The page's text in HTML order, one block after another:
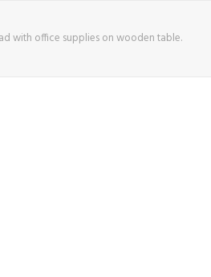
with office supplies on wooden table.